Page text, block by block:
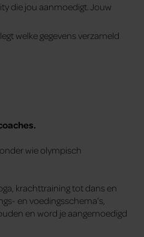
die jou aanmoedigt. Jouw
welke gegevens verzameld
wie olympisch
krachttraining tot dans en
en voedingsschema’s,
en word je aangemoedigd